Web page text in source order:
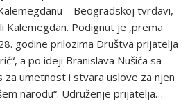
– Beogradskoj tvrđavi,
Kalemegdan. Podignut je ,prema
godine prilozima Društva prijatelja
a po ideji Branislava Nušića sa
za umetnost i stvara uslove za njen
narodu“. Udruženje prijatelja…